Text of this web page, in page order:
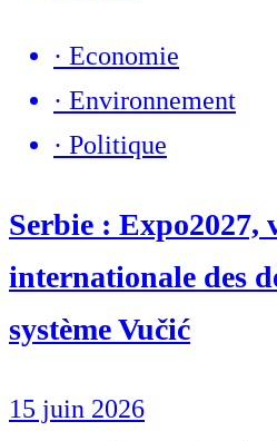
· Economie
· Environnement
· Politique
Serbie : Expo2027,
internationale des
système Vučić
15 juin 2026